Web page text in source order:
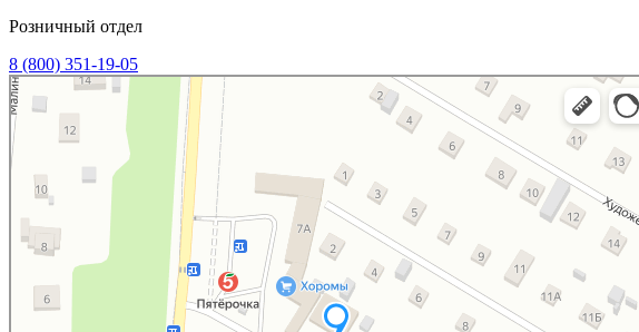
Розничный отдел
8 (800) 351-19-05